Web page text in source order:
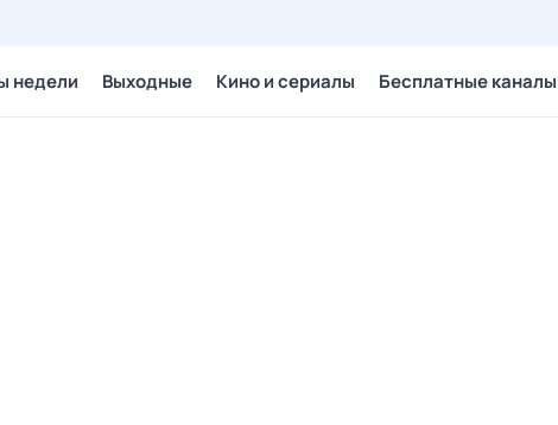
недели Выходные Кино и сериалы Бесплатные каналы